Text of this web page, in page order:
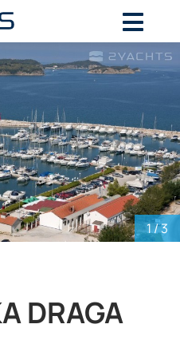
1/ 3
DRAGA
ОПРЕДЕЛЕНИЯ
ПТ ВС
31 1
2
7 8
9
14 15
16
21 22
23
28 29
30